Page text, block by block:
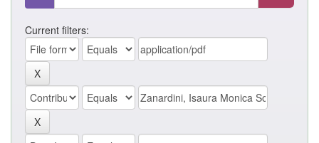
Current filters: